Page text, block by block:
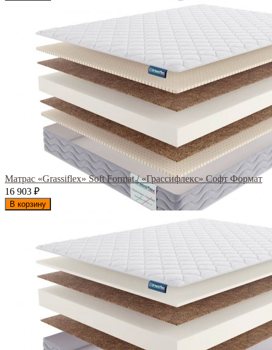
Матрас «Grassiflex» Soft Format / «Грассифлекс» Софт Формат
16 903 ₽
В корзину